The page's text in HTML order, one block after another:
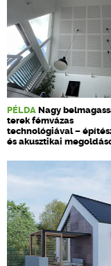
PÉLDA Nagy
terek fémvázas
technológiával –
és akusztikai